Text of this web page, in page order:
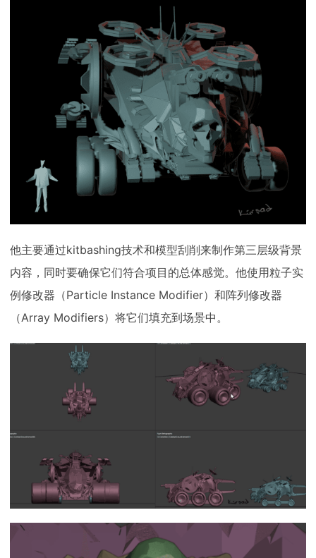
他主要通过kitbashing技术和模型刮削来制作第三层级背景
内容，同时要确保它们符合项目的总体感觉。他使用粒子实
例修改器（Particle Instance Modifier）和阵列修改器
（Array Modifiers）将它们填充到场景中。